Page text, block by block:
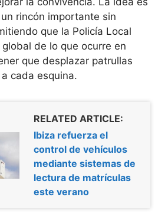
rincón importante sin
que la Policía Local
de lo que ocurre en
que desplazar patrullas
cada esquina.
RELATED ARTICLE:
Ibiza refuerza el
control de vehículos
mediante sistemas de
lectura de matrículas
este verano